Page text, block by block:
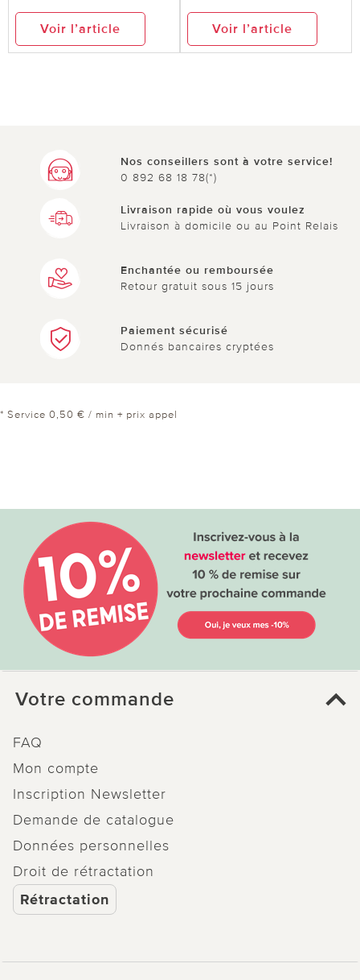
Voir l’article Voir l’article
Nos conseillers sont à votre service!
0 892 68 18 78(*)
Livraison rapide où vous voulez
Livraison à domicile ou au Point Relais
Enchantée ou remboursée
Retour gratuit sous 15 jours
Paiement sécurisé
Donnés bancaires cryptées
* Service 0,50 € / min + prix appel
Votre commande
FAQ
Mon compte
Inscription Newsletter
Demande de catalogue
Données personnelles
Droit de rétractation
Rétractation